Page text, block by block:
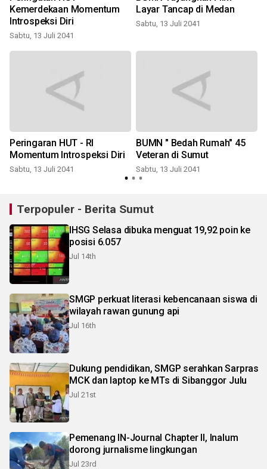
Kemerdekaan Momentum
Introspeksi Diri
Sabtu, 13 Juli 2041
Layar Tancap di Medan
Sabtu, 13 Juli 2041
Peringaran HUT - RI
Momentum Introspeksi Diri
Sabtu, 13 Juli 2041
BUMN " Bedah Rumah" 45
Veteran di Sumut
Sabtu, 13 Juli 2041
Terpopuler - Berita Sumut
IHSG Selasa dibuka menguat 19,92 poin ke
posisi 6.057
Jul 14th
SMGP perkuat literasi kebencanaan siswa di
wilayah rawan gunung api
Jul 16th
Dukung pendidikan, SMGP serahkan Sarpras
MCK dan laptop ke MTs di Sibanggor Julu
Jul 21st
Pemenang IN-Journal Chapter II, Inalum
dorong jurnalisme lingkungan
Jul 23rd